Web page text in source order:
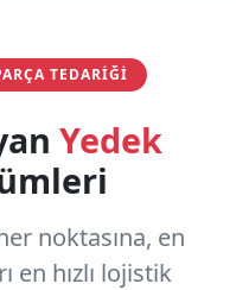
TEDARIĞI
Yedek
noktasına, en
en hızlı lojistik